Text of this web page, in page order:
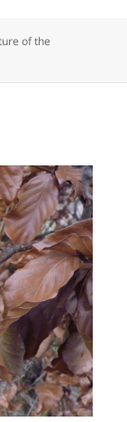
of the